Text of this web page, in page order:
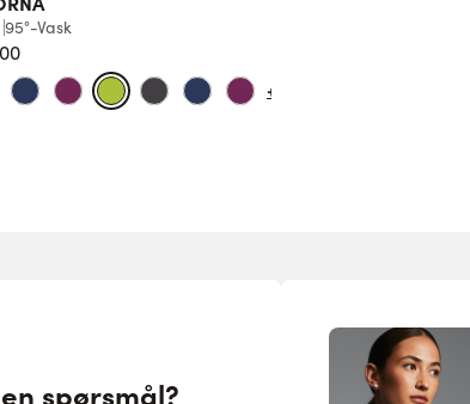
95°-Vask
+1
spørsmål?